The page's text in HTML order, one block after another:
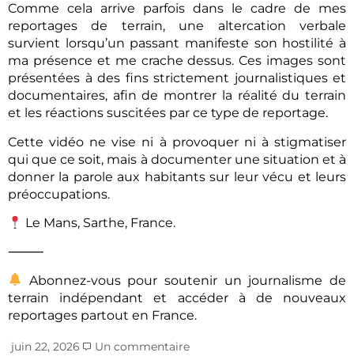
Comme cela arrive parfois dans le cadre de mes
reportages de terrain, une altercation verbale
survient lorsqu’un passant manifeste son hostilité à
ma présence et me crache dessus. Ces images sont
présentées à des fins strictement journalistiques et
documentaires, afin de montrer la réalité du terrain
et les réactions suscitées par ce type de reportage.
Cette vidéo ne vise ni à provoquer ni à stigmatiser
qui que ce soit, mais à documenter une situation et à
donner la parole aux habitants sur leur vécu et leurs
préoccupations.
Le Mans, Sarthe, France.
⸻
Abonnez-vous pour soutenir un journalisme de
terrain indépendant et accéder à de nouveaux
reportages partout en France.
juin 22, 2026 Un commentaire